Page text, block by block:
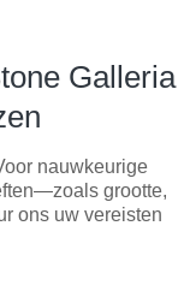
Galleria
nauwkeurige
grootte,
ons uw vereisten